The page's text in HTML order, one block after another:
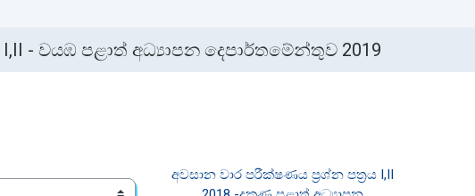
- වයඹ පළාත් අධ්‍යාපන දෙපාර්තමේන්තුව 2019
අවසාන වාර පරීක්ෂණය ප්‍රශ්න පත්‍රය I,II